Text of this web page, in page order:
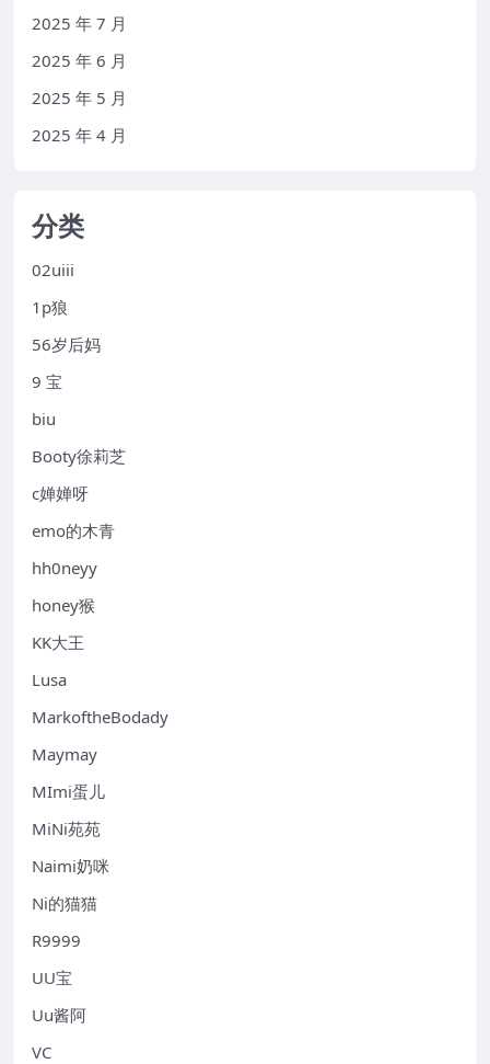
2025 年 7 月
2025 年 6 月
2025 年 5 月
2025 年 4 月
分类
02uiii
1p狼
56岁后妈
9 宝
biu
Booty徐莉芝
c婵婵呀
emo的木青
hh0neyy
honey猴
KK大王
Lusa
MarkoftheBodady
Maymay
MImi蛋儿
MiNi苑苑
Naimi奶咪
Ni的猫猫
R9999
UU宝
Uu酱阿
VC